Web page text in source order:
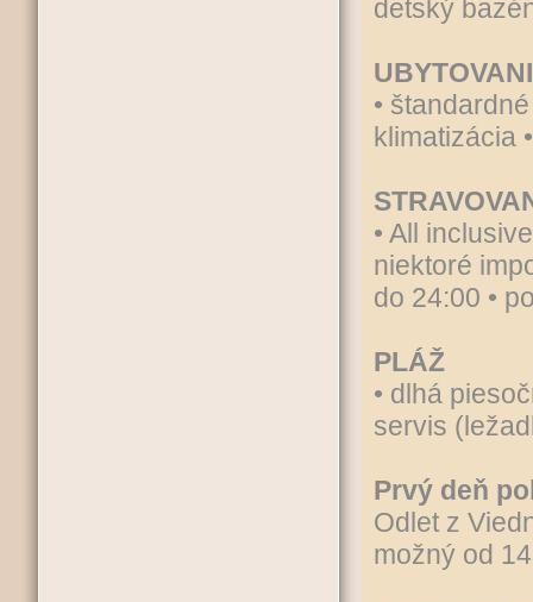
detský
•
klimatizácia
• All
niektoré
do 24:00 •
PLÁŽ
• dlhá
servis
Prvý deň
Odlet z
možný od